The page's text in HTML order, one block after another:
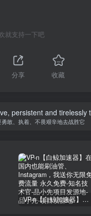
就支持一下吧
分享 收藏
persistent and tirelessly
敢、执着、不畏艰辛地去战胜它
VP-n【白鲸加速器】在国内也能刷油管、Instagram，我送你无限免费流量 永久免费-知名技术官-品小先项目发源地